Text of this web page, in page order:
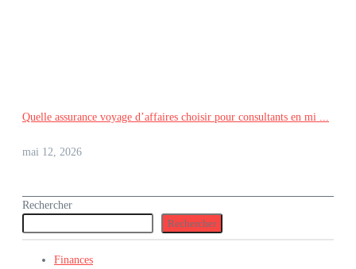
Quelle assurance voyage d’affaires choisir pour consultants en mi ...
mai 12, 2026
Rechercher
Rechercher
Finances